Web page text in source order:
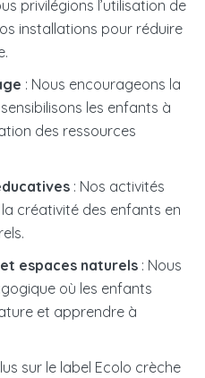
privilégions l’utilisation de
installations pour réduire
: Nous encourageons la
les enfants à
des ressources
: Nos activités
créativité des enfants en
espaces naturels : Nous
où les enfants
et apprendre à
sur le label Ecolo crèche